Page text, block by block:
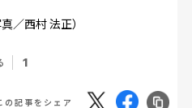
／西村 法正）
1
の記事をシェア